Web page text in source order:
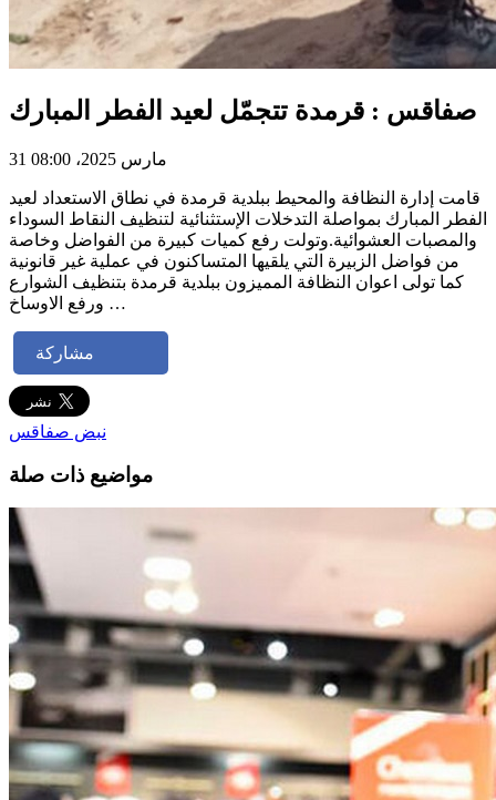
صفاقس : قرمدة تتجمّل لعيد الفطر المبارك
31 مارس 2025، 08:00
قامت إدارة النظافة والمحيط ببلدية قرمدة في نطاق الاستعداد لعيد
الفطر المبارك بمواصلة التدخلات الإستثنائية لتنظيف النقاط السوداء
والمصبات العشوائية.وتولت رفع كميات كبيرة من الفواضل وخاصة
من فواضل الزبيرة التي يلقيها المتساكنون في عملية غير قانونية
كما تولى اعوان النظافة المميزون ببلدية قرمدة بتنظيف الشوارع
ورفع الاوساخ …
مشاركة
نبض صفاقس
مواضيع ذات صلة